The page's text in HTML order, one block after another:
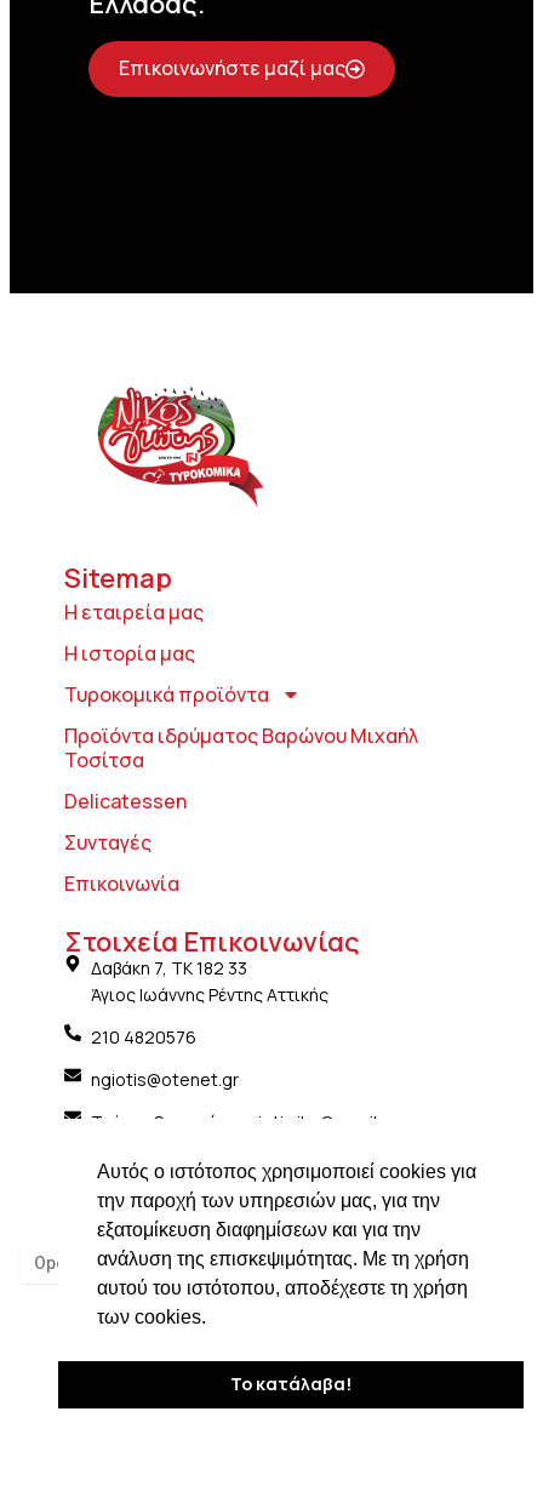
Αυτός ο ιστότοπος χρησιμοποιεί cookies για
την παροχή των υπηρεσιών μας, για την
εξατομίκευση διαφημίσεων και για την
ανάλυση της επισκεψιμότητας. Με τη χρήση
αυτού του ιστότοπου, αποδέχεστε τη χρήση
των cookies.
Το κατάλαβα!
Επικοινωνήστε μαζί μας
Sitemap
Η εταιρεία μας
Η ιστορία μας
Τυροκομικά προϊόντα
Προϊόντα ιδρύματος Βαρώνου Μιχαήλ
Τοσίτσα
Delicatessen
Συνταγές
Επικοινωνία
Στοιχεία Επικοινωνίας
Δαβάκη 7, ΤΚ 182 33
Άγιος Ιωάννης Ρέντης Αττικής
210 4820576
ngiotis@otenet.gr
Τμήμα εξαγωγών: ngiotis.ike@gmail.com